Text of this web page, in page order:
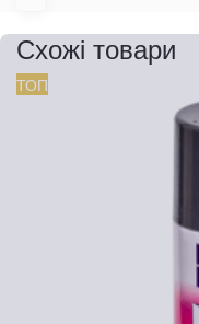
Схожі товари
ТОП